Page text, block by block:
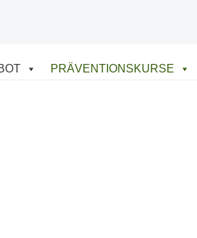
PRÄVENTIONSKURSE